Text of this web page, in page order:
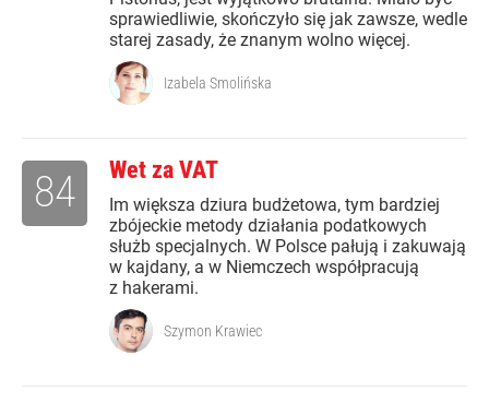
sprawiedliwie, skończyło się jak zawsze, wedle
starej zasady, że znanym wolno więcej.
Izabela Smolińska
Wet za VAT
Im większa dziura budżetowa, tym bardziej
zbójeckie metody działania podatkowych
służb specjalnych. W Polsce pałują i zakuwają
w kajdany, a w Niemczech współpracują
z hakerami.
84
Szymon Krawiec